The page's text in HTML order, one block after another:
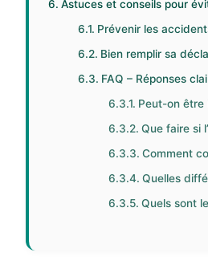
Astuces et conseils pour
Prévenir les
Bien remplir sa
FAQ – Réponses
Peut-on être
Que faire si
Comment
Quelles
Quels sont